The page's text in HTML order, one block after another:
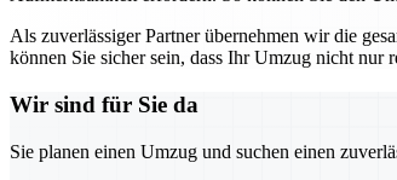
Als zuverlässiger Partner übernehmen wir die
können Sie sicher sein, dass Ihr Umzug nicht nur
Wir sind für Sie da
Sie planen einen Umzug und suchen einen